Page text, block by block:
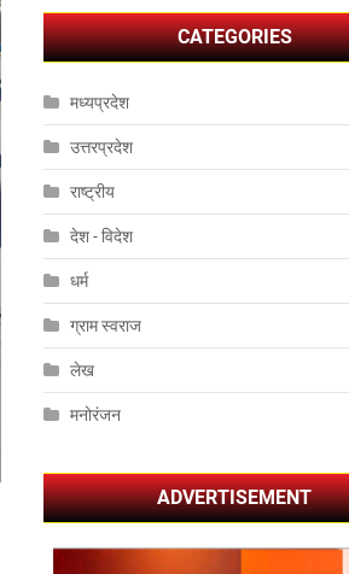
CATEGORIES
मध्यप्रदेश
उत्तरप्रदेश
राष्ट्रीय
देश - विदेश
धर्म
ग्राम स्वराज
लेख
मनोरंजन
ADVERTISEMENT